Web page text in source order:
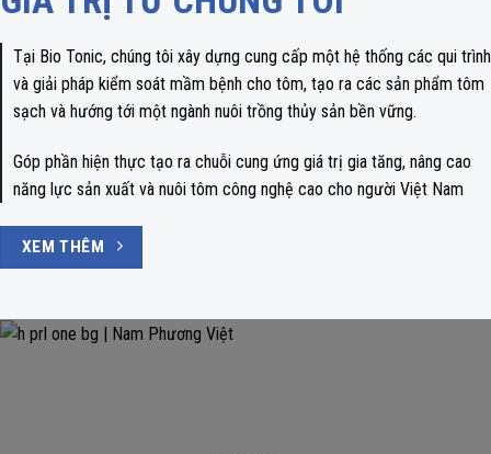
Tại Bio Tonic, chúng tôi xây dựng cung cấp một hệ thống các qui trình
và giải pháp kiểm soát mầm bệnh cho tôm, tạo ra các sản phẩm tôm
sạch và hướng tới một ngành nuôi trồng thủy sản bền vững.
Góp phần hiện thực tạo ra chuỗi cung ứng giá trị gia tăng, nâng cao
năng lực sản xuất và nuôi tôm công nghệ cao cho người Việt Nam
XEM THÊM